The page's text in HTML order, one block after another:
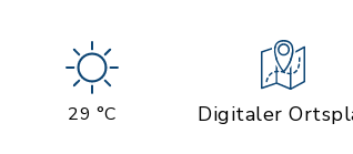
29 °C Digitaler